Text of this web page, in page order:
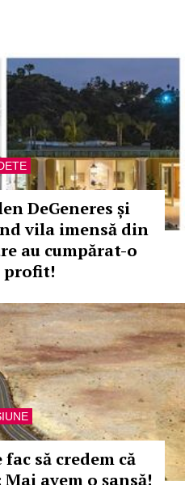
DeGeneres și
vila imensă din
au cumpărat-o
profit!
să credem că
avem o șansă!